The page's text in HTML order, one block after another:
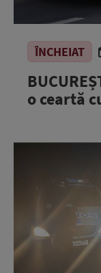
ÎNCHEIAT
o ceartă